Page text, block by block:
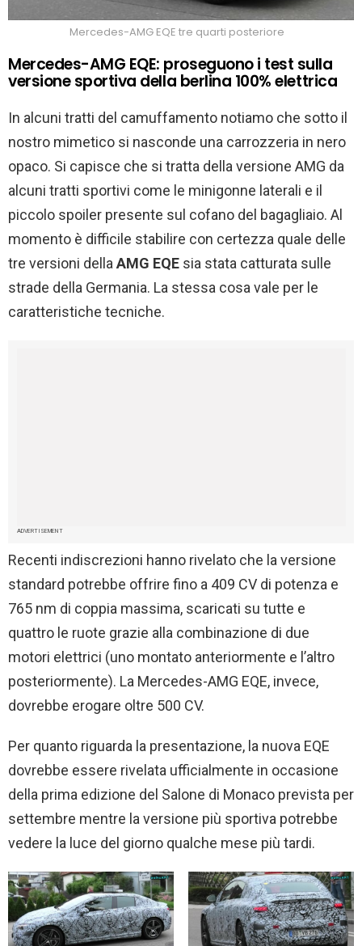
Mercedes-AMG EQE tre quarti posteriore
Mercedes-AMG EQE: proseguono i test sulla
versione sportiva della berlina 100% elettrica
In alcuni tratti del camuffamento notiamo che sotto il
nostro mimetico si nasconde una carrozzeria in nero
opaco. Si capisce che si tratta della versione AMG da
alcuni tratti sportivi come le minigonne laterali e il
piccolo spoiler presente sul cofano del bagagliaio. Al
momento è difficile stabilire con certezza quale delle
tre versioni della AMG EQE sia stata catturata sulle
strade della Germania. La stessa cosa vale per le
caratteristiche tecniche.
ADVERTISEMENT
Recenti indiscrezioni hanno rivelato che la versione
standard potrebbe offrire fino a 409 CV di potenza e
765 nm di coppia massima, scaricati su tutte e
quattro le ruote grazie alla combinazione di due
motori elettrici (uno montato anteriormente e l’altro
posteriormente). La Mercedes-AMG EQE, invece,
dovrebbe erogare oltre 500 CV.
Per quanto riguarda la presentazione, la nuova EQE
dovrebbe essere rivelata ufficialmente in occasione
della prima edizione del Salone di Monaco prevista per
settembre mentre la versione più sportiva potrebbe
vedere la luce del giorno qualche mese più tardi.